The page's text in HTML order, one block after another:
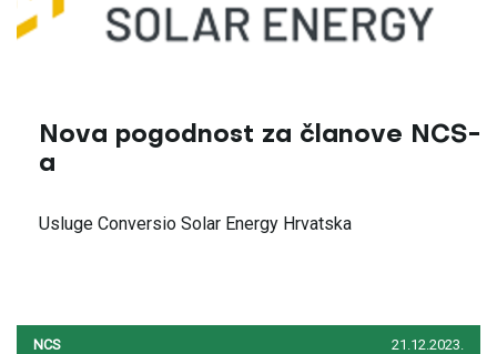
Nova pogodnost za članove NCS-
a
Usluge Conversio Solar Energy Hrvatska
NCS 21.12.2023.